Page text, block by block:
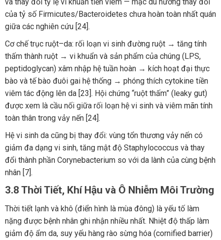
của tỷ số Firmicutes/Bacteroidetes chưa hoàn toàn nhất quán
giữa các nghiên cứu [24].
Cơ chế trục ruột–da: rối loạn vi sinh đường ruột → tăng tính
thấm thành ruột → vi khuẩn và sản phẩm của chúng (LPS,
peptidoglycan) xâm nhập hệ tuần hoàn → kích hoạt đại thực
bào và tế bào đuôi gai hệ thống → phóng thích cytokine tiền
viêm tác động lên da [23]. Hội chứng “ruột thấm” (leaky gut)
được xem là cầu nối giữa rối loạn hệ vi sinh và viêm mãn tính
toàn thân trong vảy nến [24].
Hệ vi sinh da cũng bị thay đổi: vùng tổn thương vảy nến có
giảm đa dạng vi sinh, tăng mật độ Staphylococcus và thay
đổi thành phần Corynebacterium so với da lành của cùng bệnh
nhân [7].
3.8 Thời Tiết, Khí Hậu và Ô Nhiễm Môi Trường
Thời tiết lạnh và khô (điển hình là mùa đông) là yếu tố làm
nặng được bệnh nhân ghi nhận nhiều nhất. Nhiệt độ thấp làm
giảm độ ẩm da, suy yếu hàng rào sừng hóa (cornified barrier)